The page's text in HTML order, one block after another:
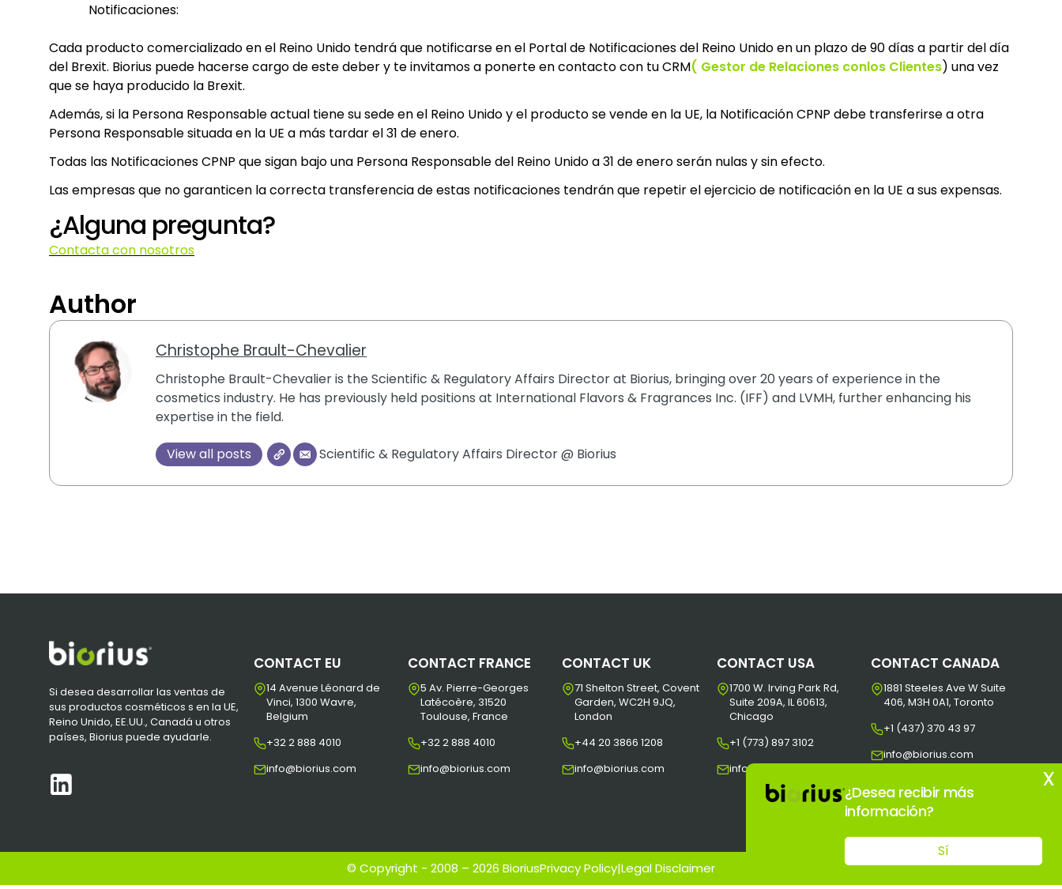
Notificaciones:
Cada producto comercializado en el Reino Unido tendrá que notificarse en el Portal de Notificaciones del Reino Unido en un plazo de 90 días a partir del día
del Brexit. Biorius puede hacerse cargo de este deber y te invitamos a ponerte en contacto con tu CRM( Gestor de Relaciones conlos Clientes) una vez
que se haya producido la Brexit.
Además, si la Persona Responsable actual tiene su sede en el Reino Unido y el producto se vende en la UE, la Notificación CPNP debe transferirse a otra
Persona Responsable situada en la UE a más tardar el 31 de enero.
Todas las Notificaciones CPNP que sigan bajo una Persona Responsable del Reino Unido a 31 de enero serán nulas y sin efecto.
Las empresas que no garanticen la correcta transferencia de estas notificaciones tendrán que repetir el ejercicio de notificación en la UE a sus expensas.
¿Alguna pregunta?
Contacta con nosotros
Author
Christophe Brault-Chevalier
Christophe Brault-Chevalier is the Scientific & Regulatory Affairs Director at Biorius, bringing over 20 years of experience in the
cosmetics industry. He has previously held positions at International Flavors & Fragrances Inc. (IFF) and LVMH, further enhancing his
expertise in the field.
View all posts Scientific & Regulatory Affairs Director @ Biorius
Si desea desarrollar las ventas de
sus productos cosméticos s en la UE,
Reino Unido, EE.UU., Canadá u otros
países, Biorius puede ayudarle.
CONTACT EU
14 Avenue Léonard de
Vinci, 1300 Wavre,
Belgium
+32 2 888 4010
info@biorius.com
CONTACT FRANCE
5 Av. Pierre-Georges
Latécoère, 31520
Toulouse, France
+32 2 888 4010
info@biorius.com
CONTACT UK
71 Shelton Street, Covent
Garden, WC2H 9JQ,
London
+44 20 3866 1208
info@biorius.com
CONTACT USA
1700 W. Irving Park Rd,
Suite 209A, IL 60613,
Chicago
+1 (773) 897 3102
info@biorius.com
CONTACT CANADA
1881 Steeles Ave W Suite
406, M3H 0A1, Toronto
+1 (437) 370 43 97
info@biorius.com
© Copyright - 2008 – 2026 BioriusPrivacy Policy|Legal Disclaimer
¿Desea recibir más
información?
Sí
x